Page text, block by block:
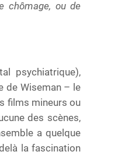
chômage, ou de
psychiatrique),
de Wiseman – le
films mineurs ou
des scènes,
a quelque
la fascination